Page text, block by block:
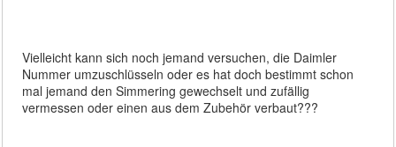
Vielleicht kann sich noch jemand versuchen, die Daimler
Nummer umzuschlüsseln oder es hat doch bestimmt schon
mal jemand den Simmering gewechselt und zufällig
vermessen oder einen aus dem Zubehör verbaut???